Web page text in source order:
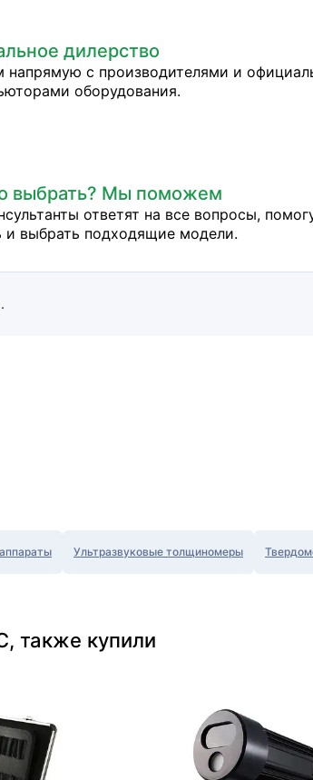
дилерство
напрямую с производителями и
оборудования.
выбрать? Мы поможем
ответят на все вопросы,
и выбрать подходящие модели.
Ультразвуковые толщиномеры
также купили